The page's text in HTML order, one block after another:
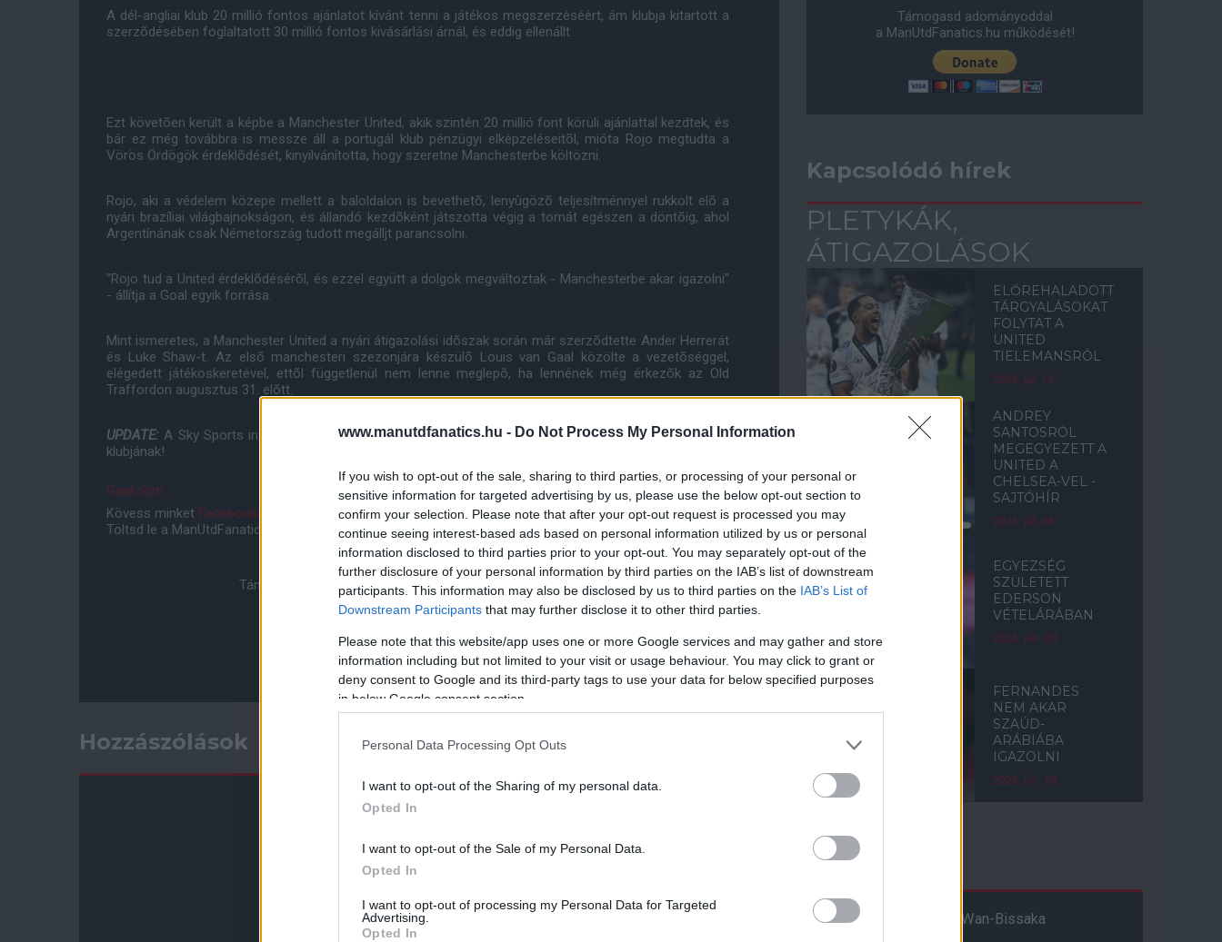
www.manutdfanatics.hu - Do Not Process My Personal Information
If you wish to opt-out of the sale, sharing to third parties, or processing of your personal or
sensitive information for targeted advertising by us, please use the below opt-out section to
confirm your selection. Please note that after your opt-out request is processed you may
continue seeing interest-based ads based on personal information utilized by us or personal
information disclosed to third parties prior to your opt-out. You may separately opt-out of the
further disclosure of your personal information by third parties on the IAB’s list of downstream
participants. This information may also be disclosed by us to third parties on the IAB’s List of
Downstream Participants that may further disclose it to other third parties.
Please note that this website/app uses one or more Google services and may gather and store
information including but not limited to your visit or usage behaviour. You may click to grant or
deny consent to Google and its third-party tags to use your data for below specified purposes
in below Google consent section.
Personal Data Processing Opt Outs
I want to opt-out of the Sharing of my personal data.
Opted In
I want to opt-out of the Sale of my Personal Data.
Opted In
I want to opt-out of processing my Personal Data for Targeted
Advertising.
Opted In
A dél-angliai klub 20 millió fontos ajánlatot kívánt tenni a játékos megszerzéséért, ám klubja kitartott a
szerzõdésében foglaltatott 30 millió fontos kivásárlási árnál, és eddig ellenállt.
Ezt követõen került a képbe a Manchester United, akik szintén 20 millió font körüli ajánlattal kezdtek, és
bár ez még továbbra is messze áll a portugál klub pénzügyi elképzeléseitõl, mióta Rojo megtudta a
Vörös Ördögök érdeklõdését, kinyilvánította, hogy szeretne Manchesterbe költözni.
Rojo, aki a védelem közepe mellett a baloldalon is bevethetõ, lenyûgözõ teljesítménnyel rukkolt elõ a
nyári brazíliai világbajnokságon, és állandó kezdõként játszotta végig a tornát egészen a döntõig, ahol
Argentínának csak Németország tudott megálljt parancsolni.
"Rojo tud a United érdeklõdésérõl, és ezzel együtt a dolgok megváltoztak - Manchesterbe akar igazolni"
- állítja a Goal egyik forrása.
Mint ismeretes, a Manchester United a nyári átigazolási idõszak során már szerzõdtette Ander Herrerát
és Luke Shaw-t. Az elsõ manchesteri szezonjára készülõ Louis van Gaal közölte a vezetõséggel,
elégedett játékoskeretével, ettõl függetlenül nem lenne meglepõ, ha lennének még érkezõk az Old
Traffordon augusztus 31. elõtt.
UPDATE:A Sky Sports információi szerint Rojo a mai napon hivatalos átigazolási kérelmet nyújtott be
klubjának!
Goal.com
Kövess minket Facebookon InstagramonésYouTube-on is!
Töltsd le a ManUtdFanatics.hu mobil applikációtAndroidraésiOS-re!
Támogasd adományoddal a ManUtdFanatics.hu működését!
Hozzászólások
Támogasd adományoddal
a ManUtdFanatics.hu működését!
Kapcsolódó hírek
PLETYKÁK,
ÁTIGAZOLÁSOK
ELŐREHALADOTT
TÁRGYALÁSOKAT
FOLYTAT A
UNITED
TIELEMANSRÓL
2026. júl. 13.
ANDREY
SANTOSRÓL
MEGEGYEZETT A
UNITED A
CHELSEA-VEL -
SAJTÓHÍR
2026. júl. 08.
EGYEZSÉG
SZÜLETETT
EDERSON
VÉTELÁRÁBAN
2026. jún. 03.
FERNANDES
NEM AKAR
SZAÚD-
ARÁBIÁBA
IGAZOLNI
2025. jún. 03.
Címkék
A hangadó Aaron Wan-Bissaka